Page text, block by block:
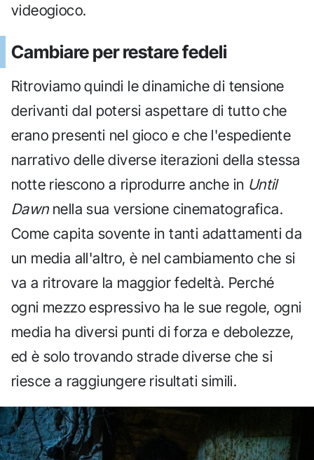
videogioco.
Cambiare per restare fedeli
Ritroviamo quindi le dinamiche di tensione
derivanti dal potersi aspettare di tutto che
erano presenti nel gioco e che l'espediente
narrativo delle diverse iterazioni della stessa
notte riescono a riprodurre anche in Until
Dawnnella sua versione cinematografica.
Come capita sovente in tanti adattamenti da
un media all'altro, è nel cambiamento che si
va a ritrovare la maggior fedeltà. Perché
ogni mezzo espressivo ha le sue regole, ogni
media ha diversi punti di forza e debolezze,
ed è solo trovando strade diverse che si
riesce a raggiungere risultati simili.